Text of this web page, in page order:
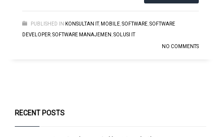
PUBLISHED IN KONSULTAN IT, MOBILE SOFTWARE SOFTWARE
DEVELOPER SOFTWARE MANAJEMEN SOLUSI IT
NO COMMENTS
RECENT POSTS